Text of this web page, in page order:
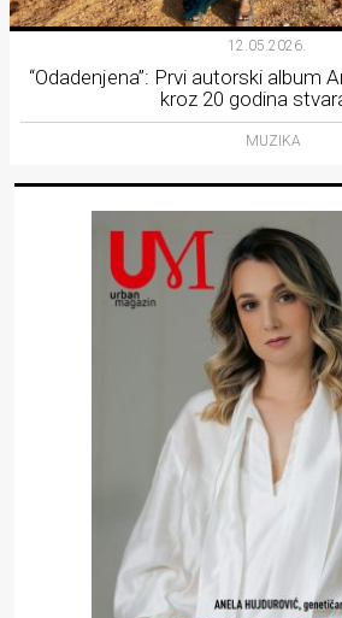
12.05.2026.
“Odadenjena”: Prvi autorski album
kroz 20 godina
MUZIKA